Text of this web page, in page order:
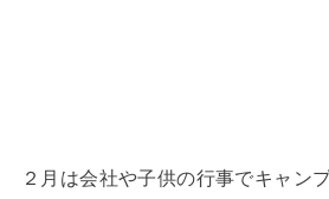
２月は会社や子供の行事でキャン